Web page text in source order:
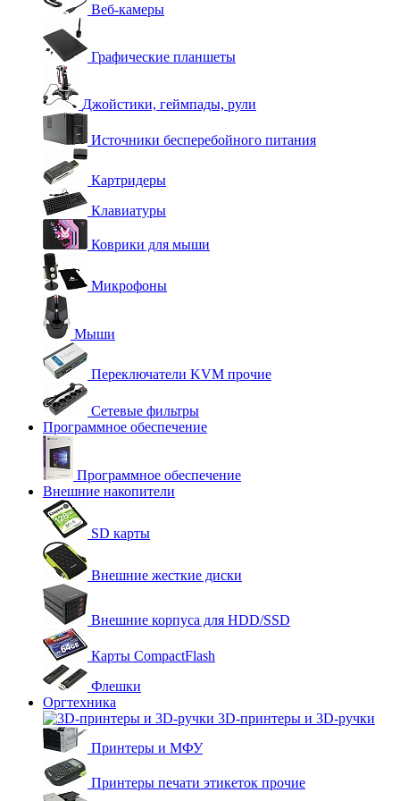
Веб-камеры
Графические планшеты
Джойстики, геймпады, рули
Источники бесперебойного питания
Картридеры
Клавиатуры
Коврики для мыши
Микрофоны
Мыши
Переключатели KVM прочие
Сетевые фильтры
Программное обеспечение
Программное обеспечение
Внешние накопители
SD карты
Внешние жесткие диски
Внешние корпуса для HDD/SSD
Карты CompactFlash
Флешки
Оргтехника
3D-принтеры и 3D-ручки
Принтеры и МФУ
Принтеры печати этикеток прочие